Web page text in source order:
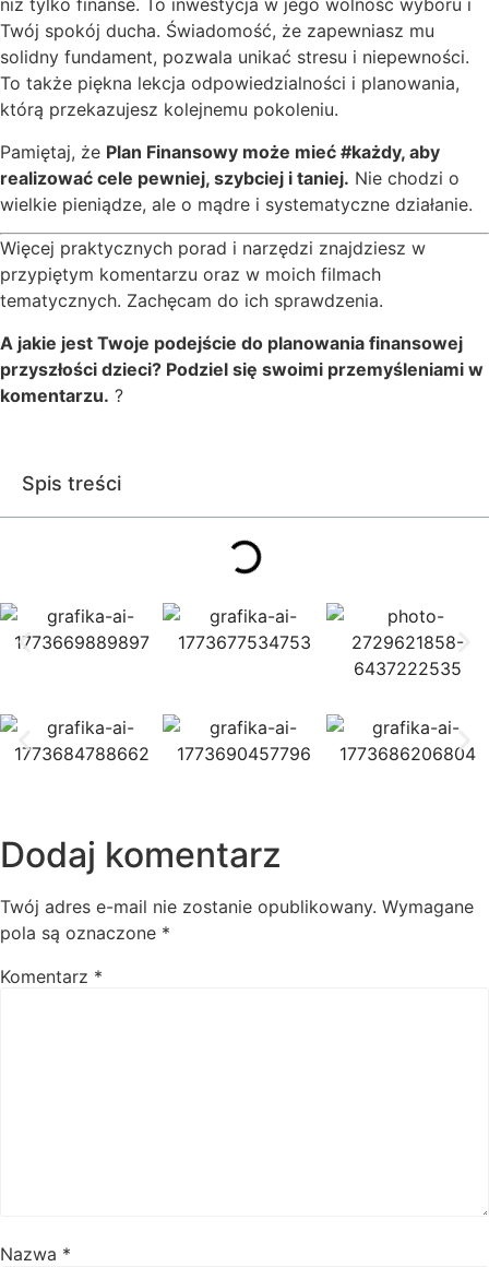
niż tylko finanse. To inwestycja w jego wolność wyboru i
Twój spokój ducha. Świadomość, że zapewniasz mu
solidny fundament, pozwala unikać stresu i niepewności.
To także piękna lekcja odpowiedzialności i planowania,
którą przekazujesz kolejnemu pokoleniu.
Pamiętaj, że Plan Finansowy może mieć #każdy, aby
realizować cele pewniej, szybciej i taniej. Nie chodzi o
wielkie pieniądze, ale o mądre i systematyczne działanie.
Więcej praktycznych porad i narzędzi znajdziesz w
przypiętym komentarzu oraz w moich filmach
tematycznych. Zachęcam do ich sprawdzenia.
A jakie jest Twoje podejście do planowania finansowej
przyszłości dzieci? Podziel się swoimi przemyśleniami w
komentarzu. ?
Spis treści
Dodaj komentarz
Twój adres e-mail nie zostanie opublikowany. Wymagane
pola są oznaczone *
Komentarz *
Nazwa *